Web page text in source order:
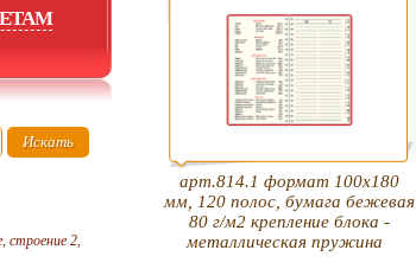
строение 2,
арт.814.1 формат 100х180
мм, 120 полос, бумага бежевая
80 г/м2 крепление блока -
металлическая пружина